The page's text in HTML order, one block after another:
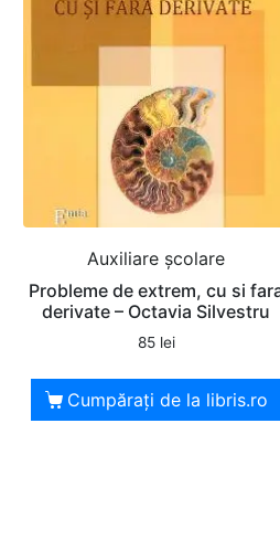
Auxiliare şcolare
Probleme de extrem, cu si
derivate – Octavia Silvestru
85 lei
Cumpărați de la libris.ro